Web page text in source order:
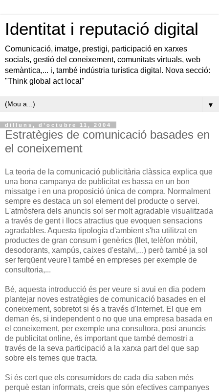
Identitat i reputació digital
Comunicació, imatge, prestigi, participació en xarxes
socials, gestió del coneixement, comunitats virtuals, web
semàntica,... i, també indústria turística digital. Nova secció:
"Think global act local"
▼
dilluns, d’octubre 11, 2004
Estratègies de comunicació basades en
el coneixement
La teoria de la comunicació publicitària clàssica explica que
una bona campanya de publicitat es bassa en un bon
missatge i en una proposició única de compra. Normalment
sempre es destaca un sol element del producte o servei.
L'atmòsfera dels anuncis sol ser molt agradable visualitzada
a través de gent i llocs atractius que evoquen sensacions
agradables. Aquesta tipologia d'ambient s'ha utilitzat en
productes de gran consum i genèrics (llet, telèfon mòbil,
desodorants, xampús, caixes d'estalvi,...) però també ja sol
ser ferqüent veure'l també en empreses per exemple de
consultoria,...
Bé, aquesta introducció és per veure si avui en dia podem
plantejar noves estratègies de comunicació basades en el
coneixement, sobretot si és a través d'Internet. El que em
deman és, si independent o no que una empresa basada en
el coneixement, per exemple una consultora, posi anuncis
de publicitat online, és important que també demostri a
través de la seva participació a la xarxa part del que sap
sobre els temes que tracta.
Si és cert que els consumidors de cada dia saben més
perquè estan informats, creis que són efectives campanyes